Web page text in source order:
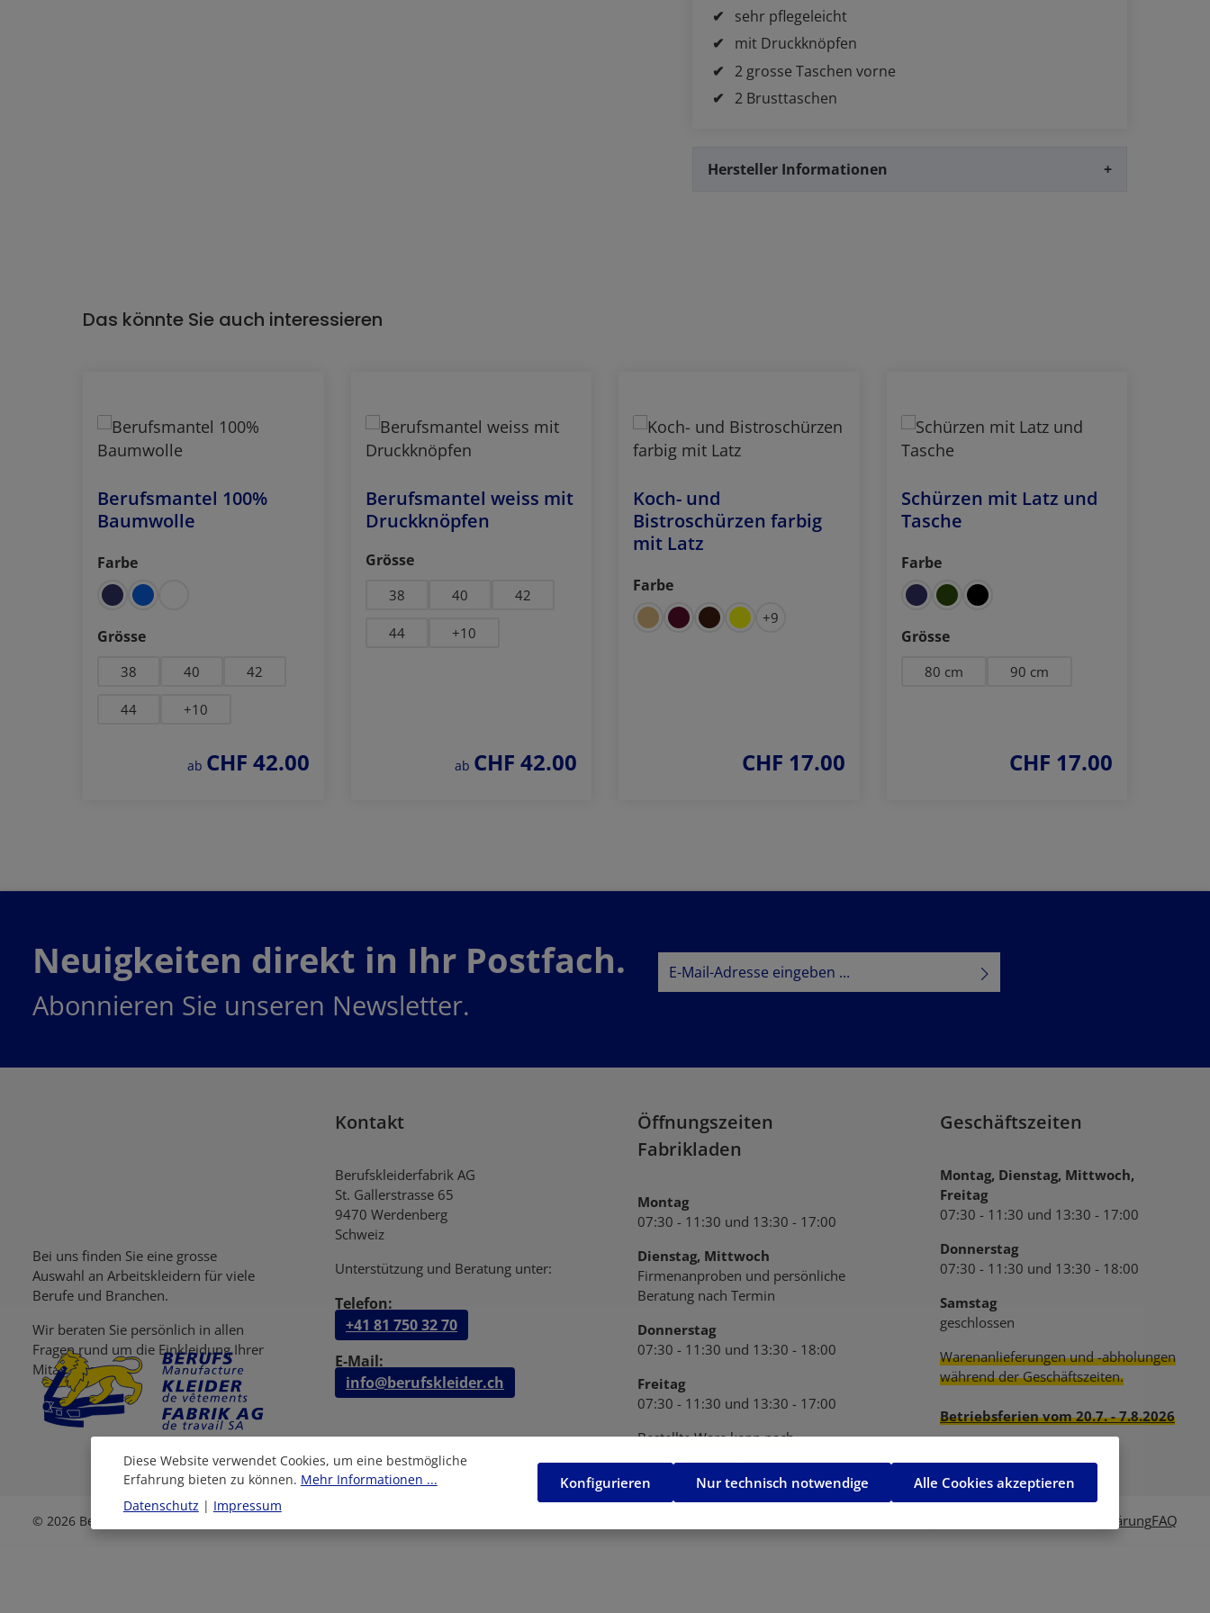
sehr pflegeleicht
mit Druckknöpfen
2 grosse Taschen vorne
2 Brusttaschen
Hersteller Informationen +
Das könnte Sie auch interessieren
Berufsmantel 100%
Baumwolle
Farbe
auswählen
Grösseauswählen
38 40 42
44 +10
regulärer preis:
ab CHF 42.00
Berufsmantel weiss mit
Druckknöpfen
Grösseauswählen
38 40 42
44 +10
regulärer preis:
ab CHF 42.00
Koch- und
Bistroschürzen farbig
mit Latz
Farbe
auswählen
+9
regulärer preis:
CHF 17.00
Schürzen mit Latz und
Tasche
Farbe
auswählen
schwarz
Grösseauswählen
80 cm 90 cm
regulärer preis:
CHF 17.00
Neuigkeiten direkt in Ihr Postfach.
Abonnieren Sie unseren Newsletter.
E-Mail-Adresse*
Bei uns finden Sie eine grosse
Auswahl an Arbeitskleidern für viele
Berufe und Branchen.
Wir beraten Sie persönlich in allen
Fragen rund um die Einkleidung Ihrer
Mitarbeiter.
Kontakt
Berufskleiderfabrik AG
St. Gallerstrasse 65
9470 Werdenberg
Schweiz
Unterstützung und Beratung unter:
Telefon:
+41 81 750 32 70
E-Mail:
info@berufskleider.ch
Öffnungszeiten
Fabrikladen
Montag
07:30 - 11:30 und 13:30 - 17:00
Dienstag, Mittwoch
Firmenanproben und persönliche
Beratung nach Termin
Donnerstag
07:30 - 11:30 und 13:30 - 18:00
Freitag
07:30 - 11:30 und 13:30 - 17:00
Bestellte Ware kann nach
Geschäftszeiten
Montag, Dienstag, Mittwoch,
Freitag
07:30 - 11:30 und 13:30 - 17:00
Donnerstag
07:30 - 11:30 und 13:30 - 18:00
Samstag
geschlossen
Warenanlieferungen und -abholungen
während der Geschäftszeiten.
Betriebsferien vom 20.7. - 7.8.2026
© 2026 Berufskleiderfabrik AG DatenschutzerklärungFAQ
Diese Website verwendet Cookies, um eine bestmögliche
Erfahrung bieten zu können. Mehr Informationen ...
Datenschutz | Impressum
Nur technisch notwendige
Konfigurieren Alle Cookies akzeptieren